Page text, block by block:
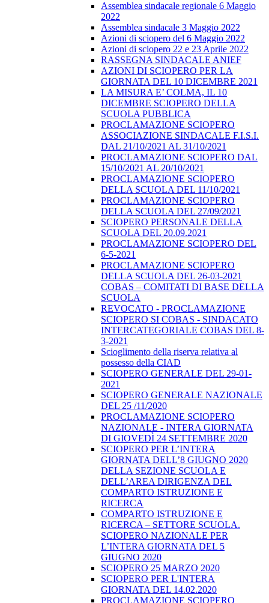
Assemblea sindacale regionale 6 Maggio
2022
Assemblea sindacale 3 Maggio 2022
Azioni di sciopero del 6 Maggio 2022
Azioni di sciopero 22 e 23 Aprile 2022
RASSEGNA SINDACALE ANIEF
AZIONI DI SCIOPERO PER LA
GIORNATA DEL 10 DICEMBRE 2021
LA MISURA E’ COLMA, IL 10
DICEMBRE SCIOPERO DELLA
SCUOLA PUBBLICA
PROCLAMAZIONE SCIOPERO
ASSOCIAZIONE SINDACALE F.I.S.I.
DAL 21/10/2021 AL 31/10/2021
PROCLAMAZIONE SCIOPERO DAL
15/10/2021 AL 20/10/2021
PROCLAMAZIONE SCIOPERO
DELLA SCUOLA DEL 11/10/2021
PROCLAMAZIONE SCIOPERO
DELLA SCUOLA DEL 27/09/2021
SCIOPERO PERSONALE DELLA
SCUOLA DEL 20.09.2021
PROCLAMAZIONE SCIOPERO DEL
6-5-2021
PROCLAMAZIONE SCIOPERO
DELLA SCUOLA DEL 26-03-2021
COBAS – COMITATI DI BASE DELLA
SCUOLA
REVOCATO - PROCLAMAZIONE
SCIOPERO SI COBAS - SINDACATO
INTERCATEGORIALE COBAS DEL 8-
3-2021
Scioglimento della riserva relativa al
possesso della CIAD
SCIOPERO GENERALE DEL 29-01-
2021
SCIOPERO GENERALE NAZIONALE
DEL 25 /11/2020
PROCLAMAZIONE SCIOPERO
NAZIONALE - INTERA GIORNATA
DI GIOVEDÌ 24 SETTEMBRE 2020
SCIOPERO PER L’INTERA
GIORNATA DELL’8 GIUGNO 2020
DELLA SEZIONE SCUOLA E
DELL’AREA DIRIGENZA DEL
COMPARTO ISTRUZIONE E
RICERCA
COMPARTO ISTRUZIONE E
RICERCA – SETTORE SCUOLA.
SCIOPERO NAZIONALE PER
L’INTERA GIORNATA DEL 5
GIUGNO 2020
SCIOPERO 25 MARZO 2020
SCIOPERO PER L'INTERA
GIORNATA DEL 14.02.2020
PROCLAMAZIONE SCIOPERO